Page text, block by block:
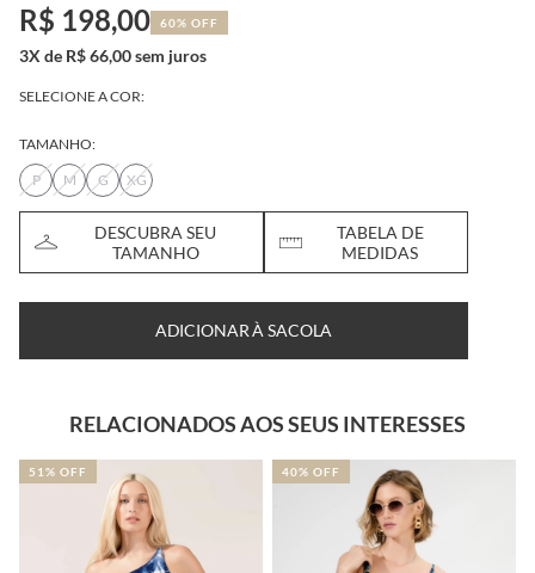
R$ 198,00 60% OFF
3X de R$ 66,00 sem juros
SELECIONE A COR:
TAMANHO:
P
M G XG
DESCUBRA SEU
TAMANHO
TABELA DE
MEDIDAS
ADICIONAR À SACOLA
RELACIONADOS AOS SEUS INTERESSES
51% OFF 40% OFF